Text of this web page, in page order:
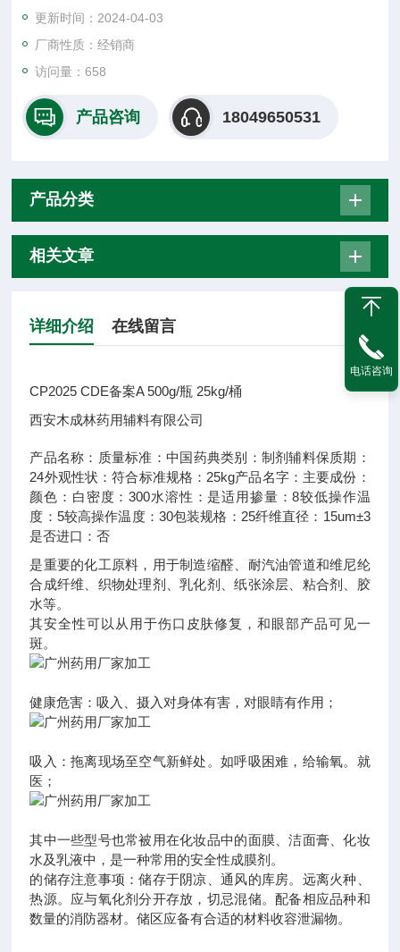
度：30包装规格：25纤维直径：15um±3是否进口：否
更新时间：2024-04-03
厂商性质：经销商
访问量：658
产品咨询 18049650531
产品分类
相关文章
详细介绍 在线留言
CP2025 CDE备案A 500g/瓶 25kg/桶
西安木成林药用辅料有限公司
产品名称： 质量标准： 中国药典类别： 制剂辅料保质期：
24外观性状：符合标准规格： 25kg产品名字： 主要成份：
颜色： 白 密度：300水溶性： 是适用掺量：8较低操作温
度： 5较高操作温度： 30包装规格： 25纤维直径： 15um±3
是否进口：否
是重要的化工原料，用于制造缩醛、耐汽油管道和维尼纶
合成纤维、织物处理剂、乳化剂、纸张涂层、粘合剂、胶
水等。
其安全性可以从用于伤口皮肤修复，和眼部产品可见一
斑。
健康危害：吸入、摄入对身体有害，对眼睛有作用；
吸入：拖离现场至空气新鲜处。如呼吸困难，给输氧。就
医；
其中一些型号也常被用在化妆品中的面膜、洁面膏、化妆
水及乳液中，是一种常用的安全性成膜剂。
的储存注意事项：储存于阴凉、通风的库房。远离火种、
热源。应与氧化剂分开存放，切忌混储。配备相应品种和
数量的消防器材。储区应备有合适的材料收容泄漏物。
电话咨询